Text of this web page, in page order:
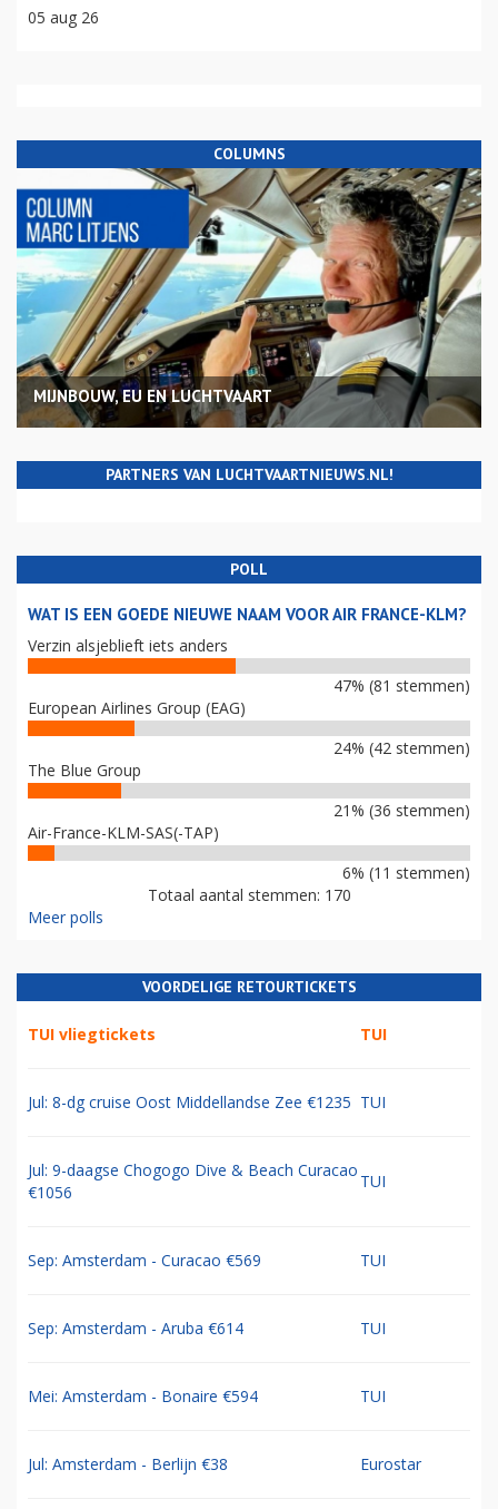
05 aug 26
COLUMNS
MIJNBOUW, EU EN LUCHTVAART
PARTNERS VAN LUCHTVAARTNIEUWS.NL!
POLL
WAT IS EEN GOEDE NIEUWE NAAM VOOR AIR FRANCE-KLM?
Verzin alsjeblieft iets anders
47% (81 stemmen)
European Airlines Group (EAG)
24% (42 stemmen)
The Blue Group
21% (36 stemmen)
Air-France-KLM-SAS(-TAP)
6% (11 stemmen)
Totaal aantal stemmen: 170
Meer polls
VOORDELIGE RETOURTICKETS
TUI vliegtickets TUI
Jul: 8-dg cruise Oost Middellandse Zee €1235 TUI
Jul: 9-daagse Chogogo Dive & Beach Curacao
€1056
TUI
Sep: Amsterdam - Curacao €569 TUI
Sep: Amsterdam - Aruba €614 TUI
Mei: Amsterdam - Bonaire €594 TUI
Jul: Amsterdam - Berlijn €38 Eurostar